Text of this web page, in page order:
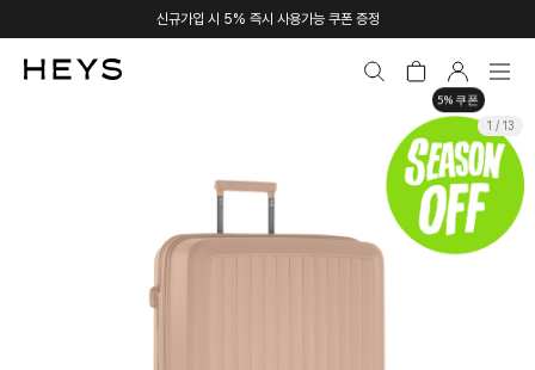
신규가입 시 5% 즉시 사용가능 쿠폰 증정
5% 쿠폰
1 / 13